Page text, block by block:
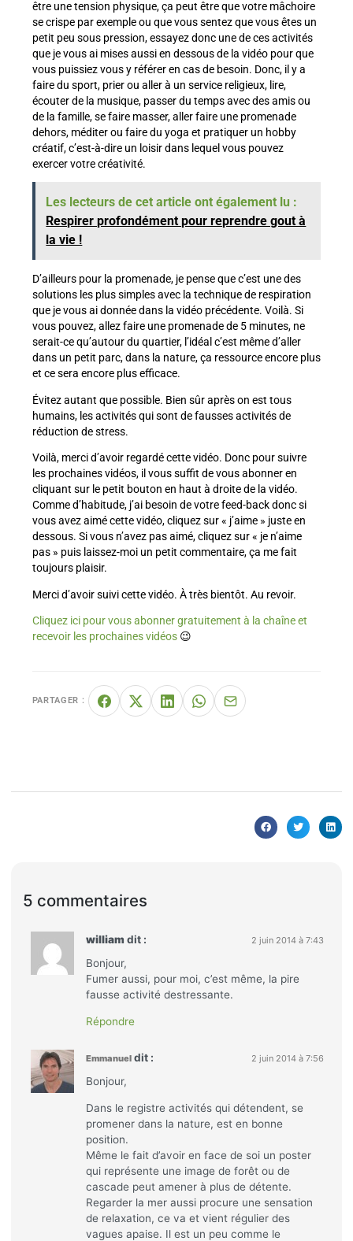
être une tension physique, ça peut être que votre mâchoire
se crispe par exemple ou que vous sentez que vous êtes un
petit peu sous pression, essayez donc une de ces activités
que je vous ai mises aussi en dessous de la vidéo pour que
vous puissiez vous y référer en cas de besoin. Donc, il y a
faire du sport, prier ou aller à un service religieux, lire,
écouter de la musique, passer du temps avec des amis ou
de la famille, se faire masser, aller faire une promenade
dehors, méditer ou faire du yoga et pratiquer un hobby
créatif, c’est-à-dire un loisir dans lequel vous pouvez
exercer votre créativité.
Les lecteurs de cet article ont également lu :
Respirer profondément pour reprendre gout à
la vie !
D’ailleurs pour la promenade, je pense que c’est une des
solutions les plus simples avec la technique de respiration
que je vous ai donnée dans la vidéo précédente. Voilà. Si
vous pouvez, allez faire une promenade de 5 minutes, ne
serait-ce qu’autour du quartier, l’idéal c’est même d’aller
dans un petit parc, dans la nature, ça ressource encore plus
et ce sera encore plus efficace.
Évitez autant que possible. Bien sûr après on est tous
humains, les activités qui sont de fausses activités de
réduction de stress.
Voilà, merci d’avoir regardé cette vidéo. Donc pour suivre
les prochaines vidéos, il vous suffit de vous abonner en
cliquant sur le petit bouton en haut à droite de la vidéo.
Comme d’habitude, j’ai besoin de votre feed-back donc si
vous avez aimé cette vidéo, cliquez sur « j’aime » juste en
dessous. Si vous n’avez pas aimé, cliquez sur « je n’aime
pas » puis laissez-moi un petit commentaire, ça me fait
toujours plaisir.
Merci d’avoir suivi cette vidéo. À très bientôt. Au revoir.
Cliquez ici pour vous abonner gratuitement à la chaîne et
recevoir les prochaines vidéos😉
PARTAGER :
5 commentaires
william dit : 2 juin 2014 à 7:43
Bonjour,
Fumer aussi, pour moi, c’est même, la pire
fausse activité destressante.
Répondre
Emmanuel dit : 2 juin 2014 à 7:56
Bonjour,
Dans le registre activités qui détendent, se
promener dans la nature, est en bonne
position.
Même le fait d’avoir en face de soi un poster
qui représente une image de forêt ou de
cascade peut amener à plus de détente.
Regarder la mer aussi procure une sensation
de relaxation, ce va et vient régulier des
vagues apaise. Il est un peu comme le